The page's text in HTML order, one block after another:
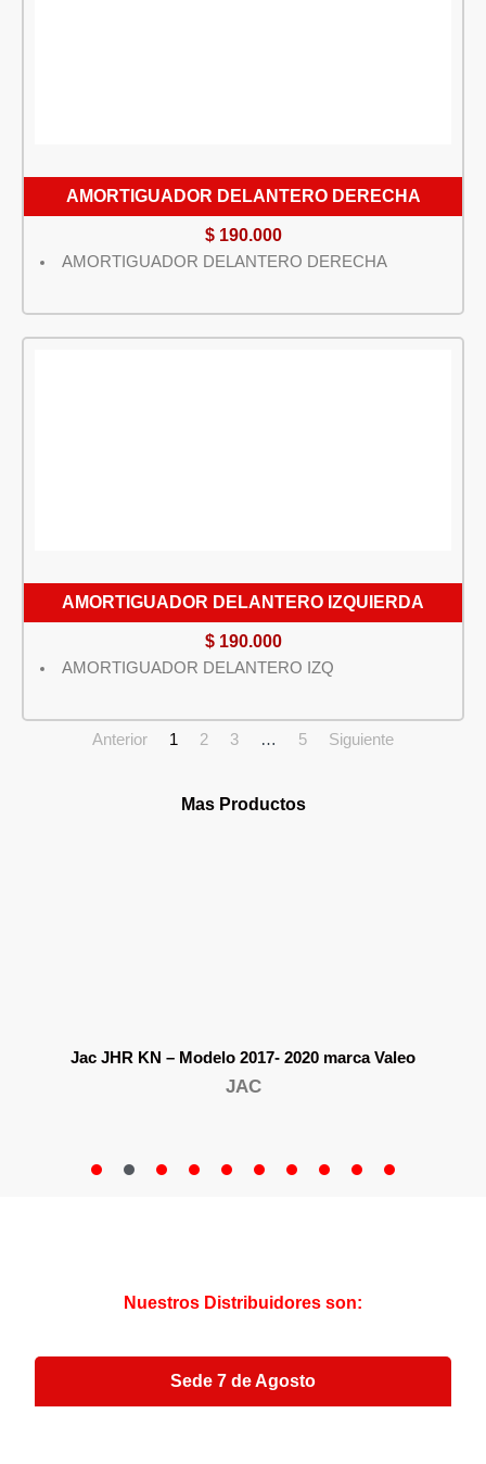
AMORTIGUADOR DELANTERO DERECHA
$190.000
AMORTIGUADOR DELANTERO DERECHA
AMORTIGUADOR DELANTERO IZQUIERDA
$190.000
AMORTIGUADOR DELANTERO IZQ
Anterior 1 2 3 … 5 Siguiente
Mas Productos
Jac JHR KN – Modelo 2017- 2020 marca Valeo
JAC
Nuestros Distribuidores son:
Sede 7 de Agosto